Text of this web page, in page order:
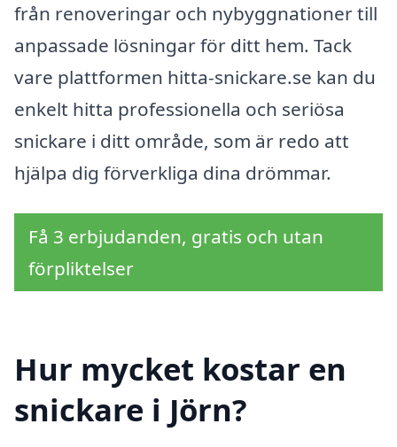
från renoveringar och nybyggnationer till
anpassade lösningar för ditt hem. Tack
vare plattformen hitta-snickare.se kan du
enkelt hitta professionella och seriösa
snickare i ditt område, som är redo att
hjälpa dig förverkliga dina drömmar.
Få 3 erbjudanden, gratis och utan
förpliktelser
Hur mycket kostar en
snickare i Jörn?